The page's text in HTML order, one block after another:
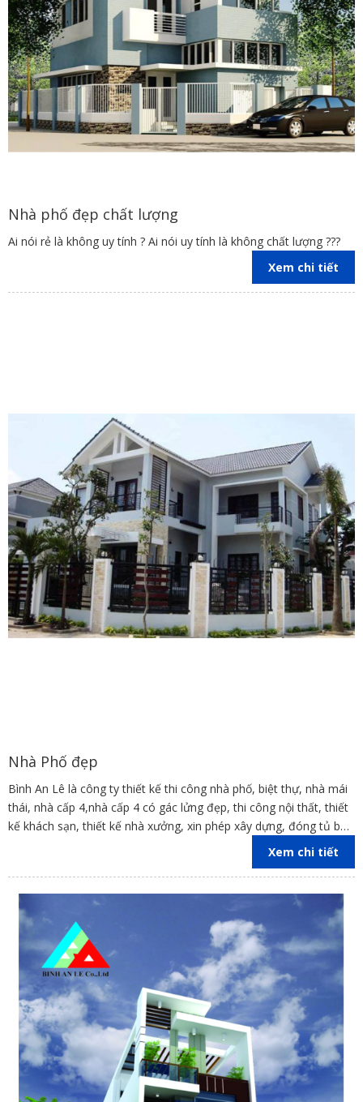
Nhà phố đẹp chất lượng
Ai nói rẻ là không uy tính ? Ai nói uy tính là không chất lượng ???
Xem chi tiết
Nhà Phố đẹp
Bình An Lê là công ty thiết kế thi công nhà phố, biệt thự, nhà mái
thái, nhà cấp 4,nhà cấp 4 có gác lửng đẹp, thi công nội thất, thiết
kế khách sạn, thiết kế nhà xưởng, xin phép xây dựng, đóng tủ bếp
trên địa bàn các tỉnh Đồng Nai, Bình Dương, TP Hồ Chí Minh,
Xem chi tiết